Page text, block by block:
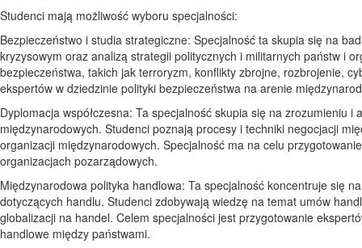
Studenci mają możliwość wyboru specjalności:
Bezpieczeństwo i studia strategiczne: Specjalność ta skupia się na
kryzysowym oraz analizą strategii politycznych i militarnych państw i
bezpieczeństwa, takich jak terroryzm, konflikty zbrojne, rozbrojenie,
ekspertów w dziedzinie polityki bezpieczeństwa na arenie
Dyplomacja współczesna: Ta specjalność skupia się na zrozumieniu
międzynarodowych. Studenci poznają procesy i techniki negocjacji
organizacji międzynarodowych. Specjalność ma na celu
organizacjach pozarządowych.
Międzynarodowa polityka handlowa: Ta specjalność koncentruje się
dotyczących handlu. Studenci zdobywają wiedzę na temat umów
globalizacji na handel. Celem specjalności jest przygotowanie
handlowe między państwami.